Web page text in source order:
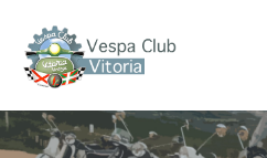
contenido
VESPACLUBVITORIA